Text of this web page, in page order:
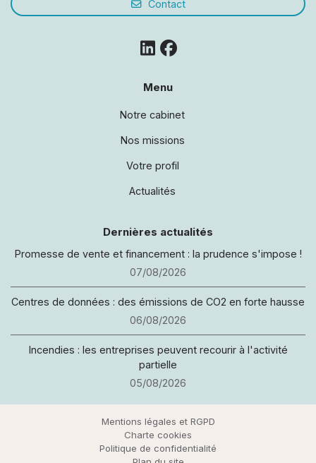
Espace client
02 99 40 50 95
Nous contacter
LinkedIn
Contact
Menu
Notre cabinet
Nos missions
Votre profil
Actualités
Dernières actualités
Promesse de vente et financement : la prudence s'impose !
07/08/2026
Centres de données : des émissions de CO2 en forte hausse
06/08/2026
Incendies : les entreprises peuvent recourir à l'activité
partielle
05/08/2026
Mentions légales et RGPD
Charte cookies
Politique de confidentialité